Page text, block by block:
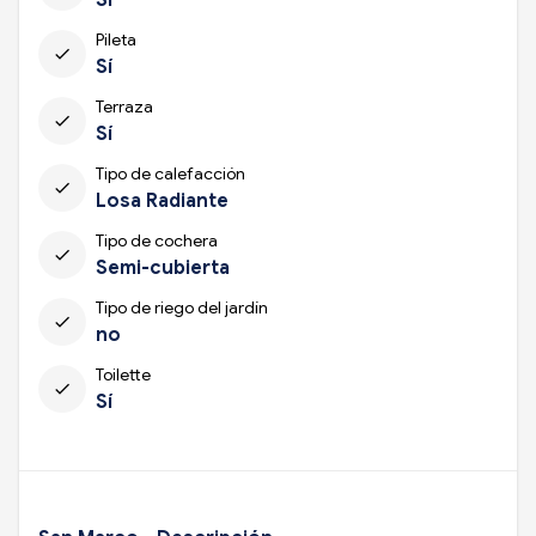
check
Pileta
Sí
check
Terraza
Sí
check
Tipo de calefacción
Losa Radiante
check
Tipo de cochera
Semi-cubierta
check
Tipo de riego del jardín
no
check
Toilette
Sí